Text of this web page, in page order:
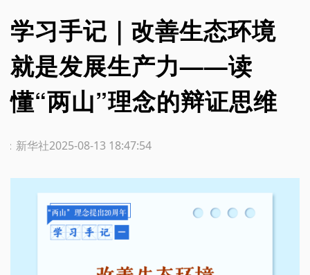
学习手记｜改善生态环境
就是发展生产力——读
懂“两山”理念的辩证思维
2025-08-13 18:47:54
：新华社